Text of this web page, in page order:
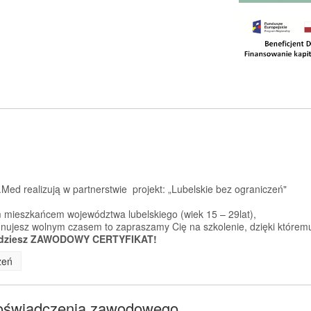
realizują w partnerstwie projekt: „Lubelskie bez ograniczeń"
mieszkańcem województwa lubelskiego (wiek 15 – 29lat),
wolnym czasem to zapraszamy Cię na szkolenie, dzięki
ZAWODOWY CERTYFIKAT!